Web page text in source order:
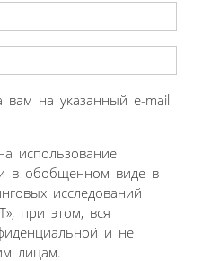
вам на указанный e-mail
использование
в обобщенном виде в
исследований
при этом, вся
и не
лицам.